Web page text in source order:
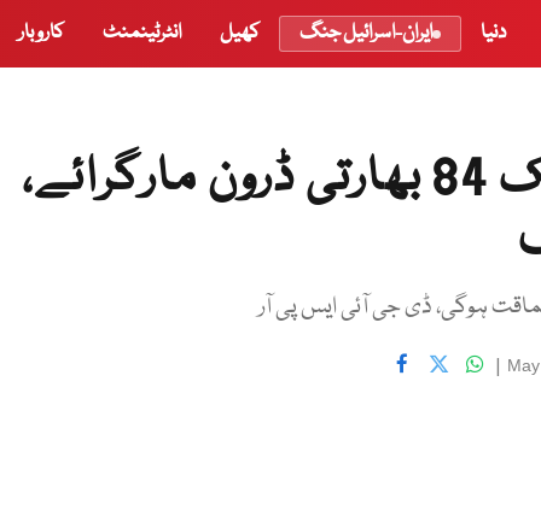
دنیا ایران-اسرائیل جنگ کھیل انٹرٹینمنٹ کاروبار
پاکستان نے سیزفائر ہونے تک 84 بھارتی ڈرون مارگرائے،
ہوگی، ڈی جی آئی ایس پی آر
|